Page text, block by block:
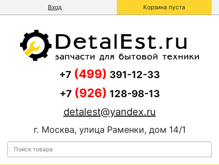
Вход Корзина пуста
+7 (499) 391-12-33
+7 (926) 128-98-13
detalest@yandex.ru
г. Москва, улица Раменки, дом 14/1